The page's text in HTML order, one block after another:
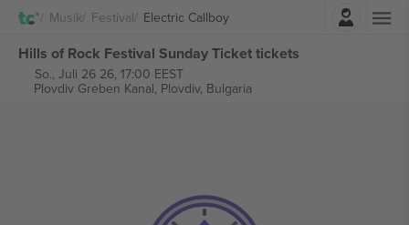
Musik Festival Electric CallboyEinloggen
Hills of Rock Festival Sunday Ticket tickets
So., Juli 26 26, 17:00 EEST
Plovdiv Greben Kanal, Plovdiv, Bulgaria